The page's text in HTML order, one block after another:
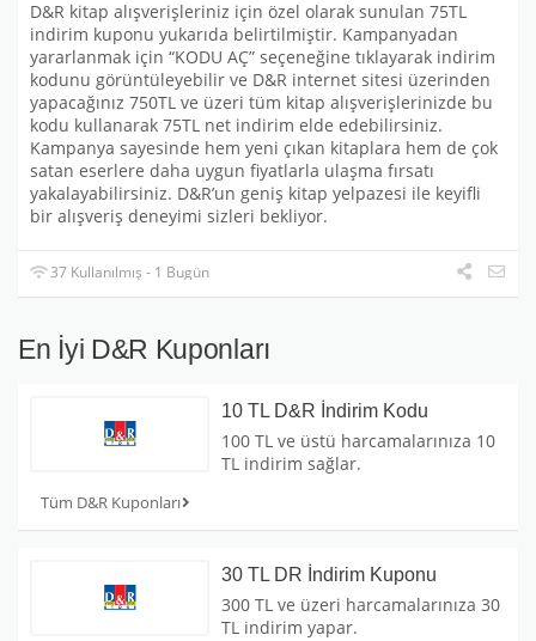
D&R kitap alışverişleriniz için özel olarak sunulan 75TL
indirim kuponu yukarıda belirtilmiştir. Kampanyadan
yararlanmak için “KODU AÇ” seçeneğine tıklayarak indirim
kodunu görüntüleyebilir ve D&R internet sitesi üzerinden
yapacağınız 750TL ve üzeri tüm kitap alışverişlerinizde bu
kodu kullanarak 75TL net indirim elde edebilirsiniz.
Kampanya sayesinde hem yeni çıkan kitaplara hem de çok
satan eserlere daha uygun fiyatlarla ulaşma fırsatı
yakalayabilirsiniz. D&R’un geniş kitap yelpazesi ile keyifli
bir alışveriş deneyimi sizleri bekliyor.
37 Kullanılmış - 1 Bugün
En İyi D&R Kuponları
Tüm D&R Kuponları
10 TL D&R İndirim Kodu
100 TL ve üstü harcamalarınıza 10
TL indirim sağlar.
30 TL DR İndirim Kuponu
300 TL ve üzeri harcamalarınıza 30
TL indirim yapar.